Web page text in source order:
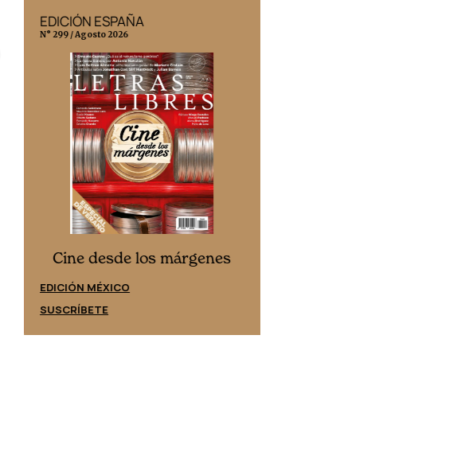
EDICIÓN ESPAÑA
N° 299 / Agosto 2026
Cine desde los márgenes
EDICIÓN MÉXICO
SUSCRÍBETE